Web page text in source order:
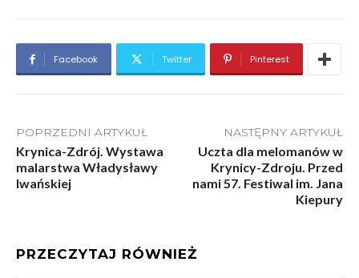
Facebook Twitter Pinterest
POPRZEDNI ARTYKUŁ
Krynica-Zdrój. Wystawa
malarstwa Władysławy
Iwańskiej
NASTĘPNY ARTYKUŁ
Uczta dla melomanów w
Krynicy-Zdroju. Przed
nami 57. Festiwal im. Jana
Kiepury
PRZECZYTAJ RÓWNIEŻ